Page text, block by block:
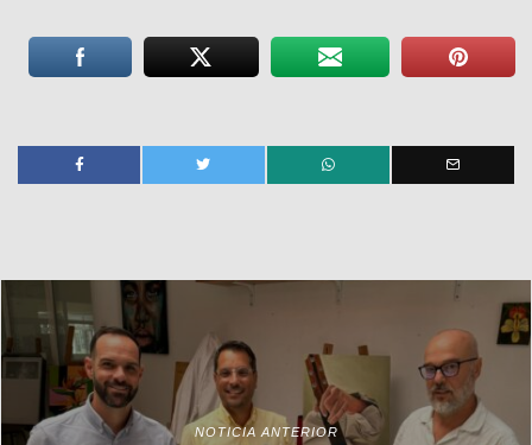
NOTICIA ANTERIOR